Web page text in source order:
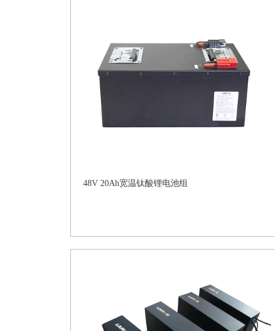
48V 20Ah宽温钛酸锂电池组